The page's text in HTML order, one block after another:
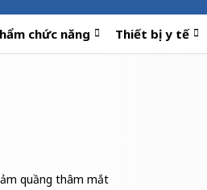
chức năng Thiết bị y tế
quầng thâm mắt